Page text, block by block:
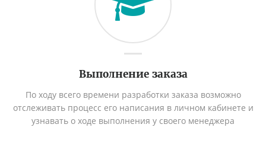
Выполнение заказа
По ходу всего времени разработки заказа возможно
отслеживать процесс его написания в личном кабинете и
узнавать о ходе выполнения у своего менеджера